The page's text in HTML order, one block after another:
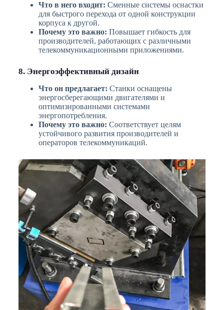
Что в него входит: Сменные системы оснастки
для быстрого перехода от одной конструкции
корпуса к другой.
Почему это важно: Повышает гибкость для
производителей, работающих с различными
телекоммуникационными приложениями.
8. Энергоэффективный дизайн
Что он предлагает: Станки оснащены
энергосберегающими двигателями и
оптимизированными системами
энергопотребления.
Почему это важно: Соответствует целям
устойчивого развития производителей и
операторов телекоммуникаций.